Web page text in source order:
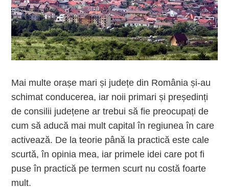
Mai multe orașe mari și județe din România și-au
schimat conducerea, iar noii primari și președinți
de consilii județene ar trebui să fie preocupați de
cum să aducă mai mult capital în regiunea în care
activează. De la teorie până la practică este cale
scurtă, în opinia mea, iar primele idei care pot fi
puse în practică pe termen scurt nu costă foarte
mult.